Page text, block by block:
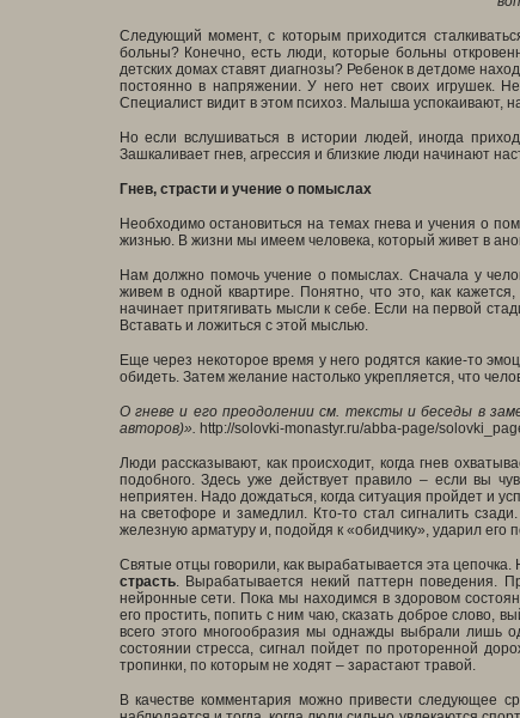
Следующий момент, с которым приходится
больны? Конечно, есть люди, которые больны
детских домах ставят диагнозы? Ребенок в детдоме
постоянно в напряжении. У него нет своих игрушек.
Специалист видит в этом психоз. Малыша успокаивают,
Но если вслушиваться в истории людей, иногда
Зашкаливает гнев, агрессия и близкие люди начинают
Гнев, страсти и учение о помыслах
Необходимо остановиться на темах гнева и учения о
жизнью. В жизни мы имеем человека, который живет в
Нам должно помочь учение о помыслах. Сначала у
живем в одной квартире. Понятно, что это, как
начинает притягивать мысли к себе. Если на первой
Вставать и ложиться с этой мыслью.
Еще через некоторое время у него родятся какие-то
обидеть. Затем желание настолько укрепляется, что
О гневе и его преодолении см. тексты и беседы в
авторов)». http://solovki-monastyr.ru/abba-page/
Люди рассказывают, как происходит, когда гнев
подобного. Здесь уже действует правило – если вы
неприятен. Надо дождаться, когда ситуация пройдет и
на светофоре и замедлил. Кто-то стал сигналить
железную арматуру и, подойдя к «обидчику», ударил его
Святые отцы говорили, как вырабатывается эта
страсть. Вырабатывается некий паттерн поведения.
нейронные сети. Пока мы находимся в здоровом
его простить, попить с ним чаю, сказать доброе слово,
всего этого многообразия мы однажды выбрали лишь
состоянии стресса, сигнал пойдет по проторенной
тропинки, по которым не ходят – зарастают травой.
В качестве комментария можно привести следующее